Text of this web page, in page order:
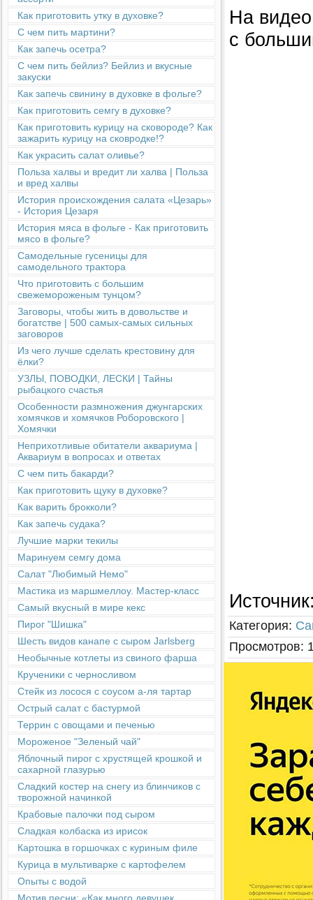
Как приготовить утку в духовке?
С чем пить мартини?
Как запечь осетра?
С чем пить бейлиз? Бейлиз и вкусные
закуски
Как запечь свинину в духовке в фольге?
Как приготовить семгу в духовке?
Как приготовить курицу на сковороде? Как
зажарить курицу на сковродке!?
Как украсить салат оливье?
Польза халвы и вредит ли халва | Польза
и вред халвы
История происхождения салата «Цезарь»
- История Цезаря
История мяса в фольге - Как приготовить
мясо в фольге?
Cамодельные гусеницы для
самодельного трактора
Что приготовить с большим
свежемороженым тунцом?
Заговоры, чтобы жить в довольстве и
богатстве | 500 самых-самых сильных
заговоров
Из чего лучше сделать крестовину для
ёлки?
УЗЛЫ, ПОВОДКИ, ЛЕСКИ | Тайны
рыбацкого счастья
Особенности размножения джунгарских
хомячков и хомячков Роборовского |
Хомячки
Неприхотливые обитатели аквариума |
Аквариум в вопросах и ответах
С чем пить бакарди?
Как приготовить щуку в духовке?
Как варить брокколи?
Как запечь судака?
Лучшие марки текилы
Маринуем семгу дома
Салат "Любимый Немо"
Мастика из маршмеллоу. Мастер-класс
Самый вкусный в мире кекс
Пирог "Шишка"
Шесть видов канапе с сыром Jarlsberg
Необычные котлеты из свиного фарша
Крученики с черносливом
Стейк из лосося с соусом а-ля тартар
Острый салат с бастурмой
Террин с овощами и печенью
Мороженое "Зеленый чай"
Яблочный пирог с хрустящей крошкой и
сахарной глазурью
Сладкий костер на снегу из блинчиков с
творожной начинкой
Крабовые палочки под сыром
Сладкая колбаска из ирисок
Картошка в горшочках с куриным филе
Курица в мультиварке с картофелем
Опыты с водой
На
с
Категория:
Просмотров: